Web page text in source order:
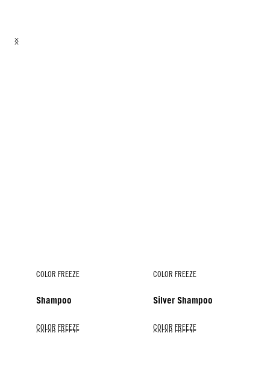
COLOR FREEZE
Shampoo
COLOR FREEZE
Silver Shampoo
COLOR FREEZE COLOR FREEZE
COLOR FREEZE COLOR FREEZE